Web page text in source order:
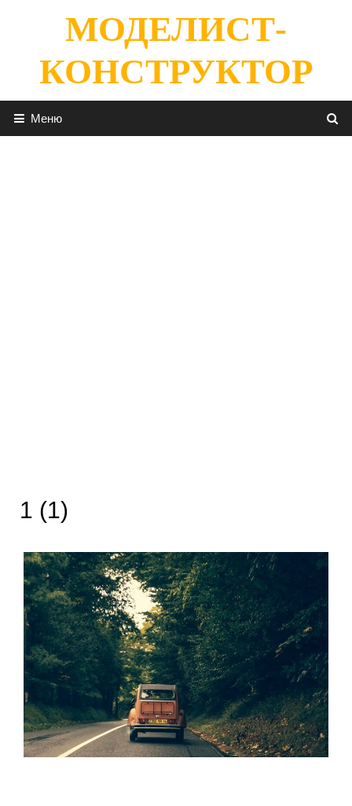
содержимомуМОДЕЛИСТ-
КОНСТРУКТОР
Меню
1 (1)